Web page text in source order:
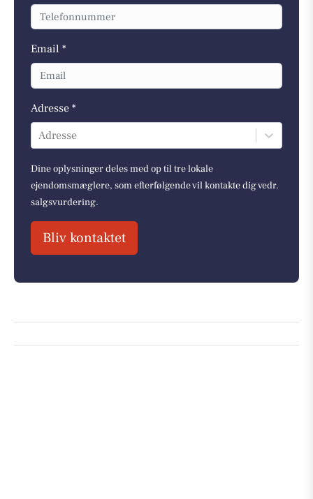
Email *
Adresse *
Adresse
Dine oplysninger deles med op til tre lokale
ejendomsmæglere, som efterfølgende vil kontakte dig vedr.
salgsvurdering.
Bliv kontaktet